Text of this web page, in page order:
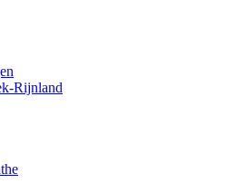
Rijnland